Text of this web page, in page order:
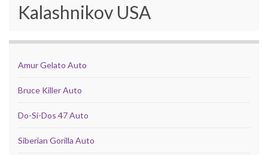
Kalashnikov USA
Amur Gelato Auto
Bruce Killer Auto
Do-Si-Dos 47 Auto
Siberian Gorilla Auto